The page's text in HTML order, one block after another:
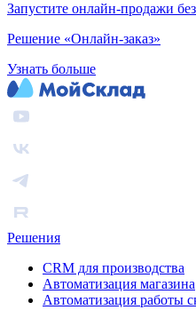
Запустите онлайн-продажи
Решение «Онлайн-заказ»
Узнать больше
Решения
CRM для производства
Автоматизация магазина
Автоматизация работы